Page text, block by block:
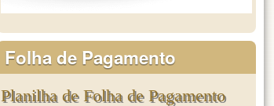
Folha de Pagamento
Planilha de Folha de Pagamento